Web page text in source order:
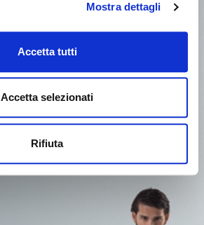
Mostra dettagli
Accetta tutti
Accetta selezionati
Rifiuta